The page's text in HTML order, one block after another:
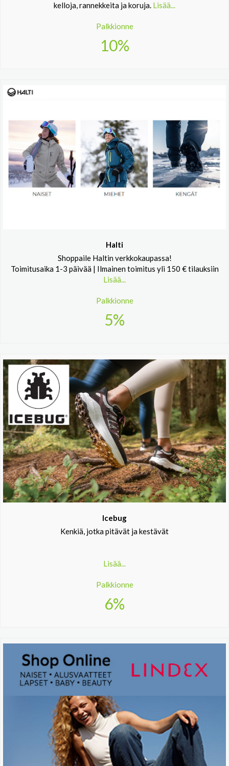
kelloja, rannekkeita ja koruja. Lisää...
Palkkionne
10%
Halti
Shoppaile Haltin verkkokaupassa!
Toimitusaika 1-3 päivää | Ilmainen toimitus yli 150 € tilauksiin
Lisää...
Palkkionne
5%
Icebug
Kenkiä, jotka pitävät ja kestävät
Lisää...
Palkkionne
6%